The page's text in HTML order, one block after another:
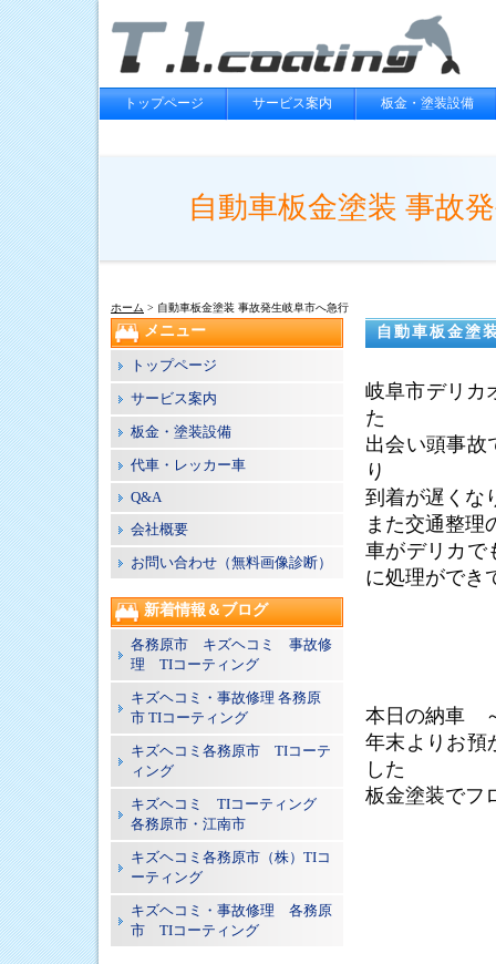
トップページ サービス案内 板金・塗装設備
自動車板金塗装 事故
ホーム > 自動車板金塗装 事故発生岐阜市へ急行
自動車板金塗
岐阜市デリカ
た
出会い頭事故
り
到着が遅くな
また交通整理
車がデリカで
に処理ができ
本日の納車
年末よりお預
した
板金塗装でフ
メニュー
トップページ
サービス案内
板金・塗装設備
代車・レッカー車
Q&A
会社概要
お問い合わせ（無料画像診断）
新着情報＆ブログ
各務原市 キズヘコミ 事故修
理 TIコーティング
キズヘコミ・事故修理 各務原
市 TIコーティング
キズヘコミ各務原市 TIコーテ
ィング
キズヘコミ TIコーティング
各務原市・江南市
キズヘコミ各務原市（株）TIコ
ーティング
キズヘコミ・事故修理 各務原
市 TIコーティング